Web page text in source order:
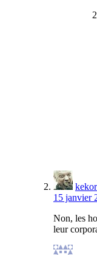
15 janvier
Non, les
leur